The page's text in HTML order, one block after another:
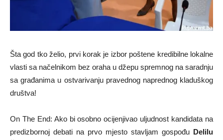
Šta god tko želio, prvi korak je izbor poštene kredibilne lokalne
vlasti sa načelnikom bez oraha u džepu spremnog na saradnju
sa građanima u ostvarivanju pravednog naprednog kladuškog
društva!
On The End: Ako bi osobno ocijenjivao uljudnost kandidata na
predizbornoj debati na prvo mjesto stavljam gospođu Delilu